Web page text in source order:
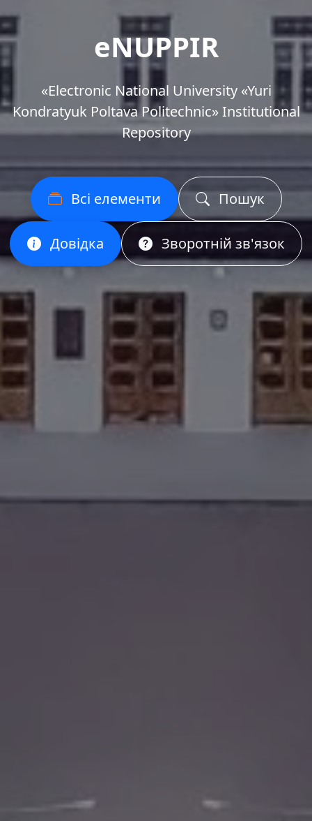
eNUPPIR
«Еlectronic National University «Yuri
Kondratyuk Poltava Politechnic» Institutional
Repository
Всі елементи Пошук
Довідка Зворотній зв'язок